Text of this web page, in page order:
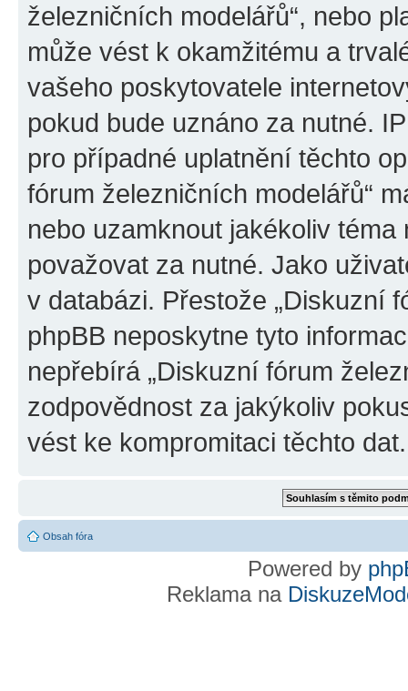
železničních modelářů“, nebo
může vést k okamžitému a
vašeho poskytovatele
pokud bude uznáno za nutné.
pro případné uplatnění těchto
fórum železničních modelářů“
nebo uzamknout jakékoliv
považovat za nutné. Jako
v databázi. Přestože „Diskuzní
phpBB neposkytne tyto
nepřebírá „Diskuzní fórum
zodpovědnost za jakýkoliv
vést ke kompromitaci těchto dat.
Obsah fóra
Powered by
Reklama na